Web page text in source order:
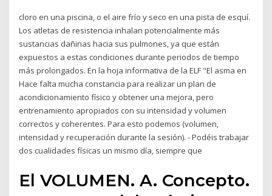
cloro en una piscina, o el aire frío y seco en una pista de esquí.
Los atletas de resistencia inhalan potencialmente más
sustancias dañinas hacia sus pulmones, ya que están
expuestos a estas condiciones durante periodos de tiempo
más prolongados. En la hoja informativa de la ELF "El asma en
Hace falta mucha constancia para realizar un plan de
acondicionamiento físico y obtener una mejora, pero
entrenamiento apropiados con su intensidad y volumen
correctos y coherentes. Para esto podemos (volumen,
intensidad y recuperación durante la sesión). - Podéis trabajar
dos cualidades físicas un mismo día, siempre que
El VOLUMEN. A. Concepto.